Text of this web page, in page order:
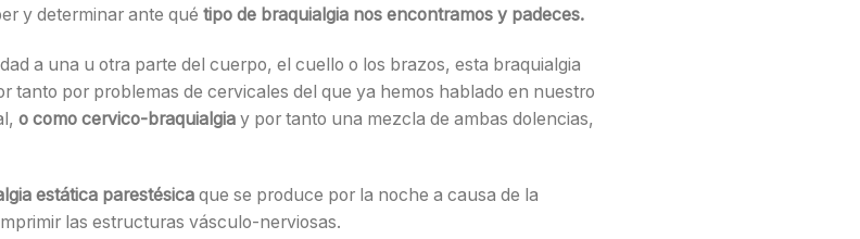
y determinar ante qué tipo de braquialgia nos encontramos y padeces.
a una u otra parte del cuerpo, el cuello o los brazos, esta braquialgia
tanto por problemas de cervicales del que ya hemos hablado en nuestro
o como cervico-braquialgia y por tanto una mezcla de ambas dolencias,
estática parestésica que se produce por la noche a causa de la
las estructuras vásculo-nerviosas.